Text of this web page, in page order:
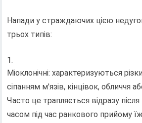
Напади у страждаючих цією
трьох типів:
Міоклонічні: характеризуються
сіпанням м'язів, кінцівок, обличчя
Часто це трапляється відразу
часом під час ранкового прийому